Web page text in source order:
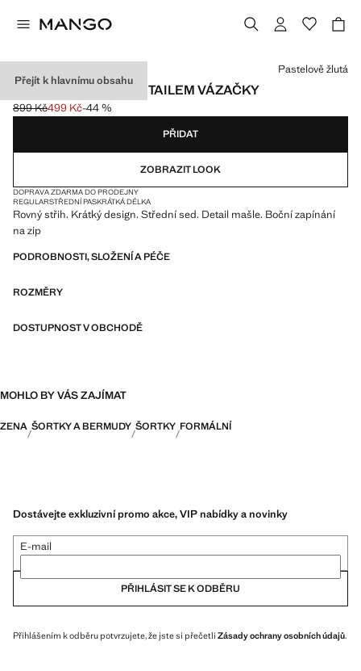
Přejít k hlavnímu obsahu
ROVNÉ ŠORTKY S DETAILEM VÁZAČKY
Původní cena přeškrtnutá [899 Kč ]
899 Kč
Aktuální cena [499 Kč ]
499 Kč-44 %
Vyberte barvu
Pastelově žlutá
PŘIDAT
ZOBRAZIT LOOK
DOPRAVA ZDARMA DO PRODEJNY
REGULARSTŘEDNÍ PASKRÁTKÁ DÉLKA
Rovný střih. Krátký design. Střední sed. Detail mašle. Boční zapínání
na zip
PODROBNOSTI, SLOŽENÍ A PÉČE
ROZMĚRY
DOSTUPNOST V OBCHODĚ
MOHLO BY VÁS ZAJÍMAT
ZENA ŠORTKY A BERMUDY ŠORTKY FORMÁLNÍ
Dostávejte exkluzivní promo akce, VIP nabídky a novinky
E-mail
PŘIHLÁSIT SE K ODBĚRU
Přihlášením k odběru potvrzujete, že jste si přečetli Zásady ochrany osobních údajů.